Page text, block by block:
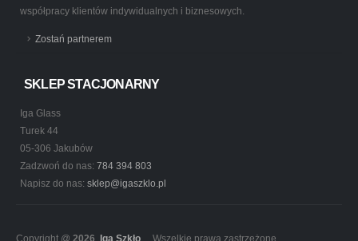
współpracy klientów indywidualnych i biznesowych.
Zostań partnerem
SKLEP STACJONARNY
Iga Glass
Turek 44
05-306 Jakubów
Zadzwoń do nas: 784 394 803
Napisz do nas: sklep@igaszklo.pl
Copyright @ 2026 Iga Szkło . Wszelkie prawa zastrzeżone.